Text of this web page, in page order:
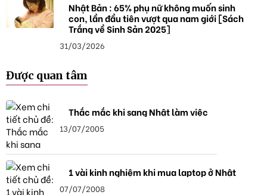
Nhật Bản : 65% phụ nữ không muốn sinh
con, lần đầu tiên vượt qua nam giới [Sách
Trắng về Sinh Sản 2025]
31/03/2026
Được quan tâm
Thắc mắc khi sang Nhật làm việc
13/07/2005
1 vài kinh nghiệm khi mua laptop ở Nhật
07/07/2008